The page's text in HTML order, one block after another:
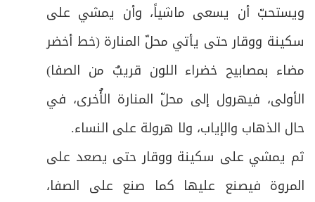
ويستحبّ أن يسعى ماشياً، وأن يمشي على
سكينة ووقار حتى يأتي محلّ المنارة (خط أخضر
مضاء بمصابيح خضراء اللون قريبٌ من الصفا)
الأولى، فيهرول إلى محلّ المنارة الأُخرى، في
حال الذهاب والإياب، ولا هرولة على النساء.
ثم يمشي على سكينة ووقار حتى يصعد على
المروة فيصنع عليها كما صنع على الصفا،